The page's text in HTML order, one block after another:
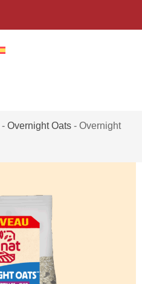
- Overnight Oats - Overnight